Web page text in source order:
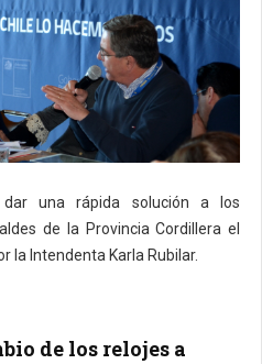
una rápida solución a los
de la Provincia Cordillera el
la Intendenta Karla Rubilar.
de los relojes a